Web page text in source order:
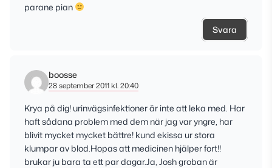
parane pian
Svara
boosse
28 september 2011 kl. 20:40
Krya på dig! urinvägsinfektioner är inte att leka med. Har
haft sådana problem med dem när jag var yngre, har
blivit mycket mycket bättre! kund ekissa ur stora
klumpar av blod.Hopas att medicinen hjälper fort!!
brukar ju bara ta ett par dagar.Ja, Josh groban är